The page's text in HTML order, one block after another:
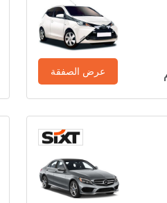
عرض الصفقة